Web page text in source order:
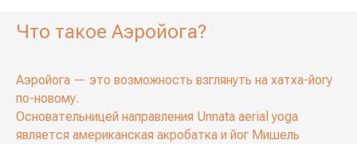
Что такое Аэройога?
Аэройога — это возможность взглянуть на хатха-йогу
по-новому.
Основательницей направления Unnata aerial yoga
является американская акробатка и йог Мишель